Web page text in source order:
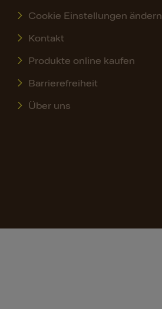
Cookie Einstellungen ändern
Kontakt
Produkte online kaufen
Barrierefreiheit
Über uns